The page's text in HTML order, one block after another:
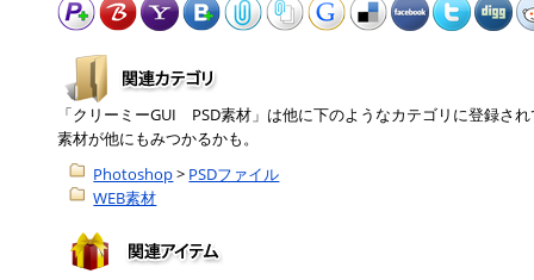
「クリーミーGUI PSD素材」は他に下のようなカテゴリに登録さ
素材が他にもみつかるかも。
Photoshop> PSDファイル
WEB素材